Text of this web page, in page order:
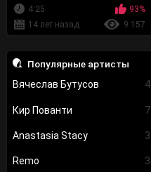
Популярные артисты
Вячеслав Бутусов
4
Кир Пованти 7
Anastasia Stacy 3
Remo 3
4:25
93%
14 лет назад
9 157